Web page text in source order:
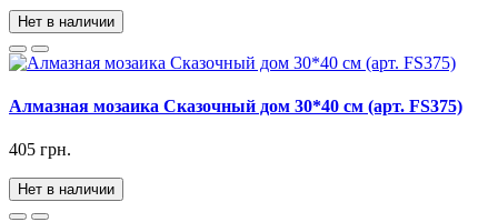
Нет в наличии
Алмазная мозаика Сказочный дом 30*40 см (арт. FS375)
405 грн.
Нет в наличии